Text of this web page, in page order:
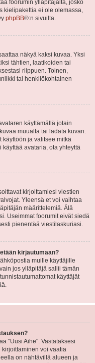
foorumin ylläpitäjältä, josko
kielipakettia ei ole olemassa,
phpBB®:n sivuilta.
näkyä kaksi kuvaa. Yksi
tähtien, laatikoiden tai
riippuen. Toinen,
tai henkilökohtainen
käyttämällä jotain
muualta tai ladata kuvan.
käyttöön ja valitsee mitkä
avataria, ota yhteyttä
kirjoittamiesi viestien
Yleensä et voi vaihtaa
määrittelemiä. Älä
Useimmat foorumit eivät siedä
pienentää viestilaskuriasi.
kirjautumaan?
muille käyttäjille
jos ylläpitäjä sallii tämän
käyttäjät
"Uusi Aihe". Vastataksesi
kirjoittaminen voi vaatia
on nähtävillä alueen ja